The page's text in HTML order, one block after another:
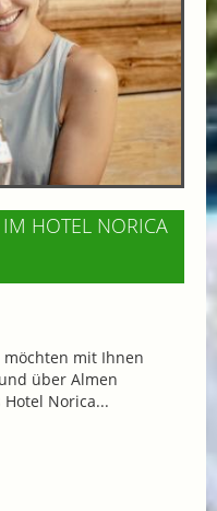
HOTEL NORICA
möchten mit Ihnen
über Almen
Norica...